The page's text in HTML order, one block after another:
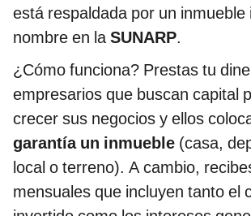
está respaldada por un inmueble
nombre en laSUNARP.
¿Cómo funciona? Prestas tu
empresarios que buscan capital
crecer sus negocios y ellos
garantía un inmueble (casa,
local o terreno). A cambio,
mensuales que incluyen tanto el